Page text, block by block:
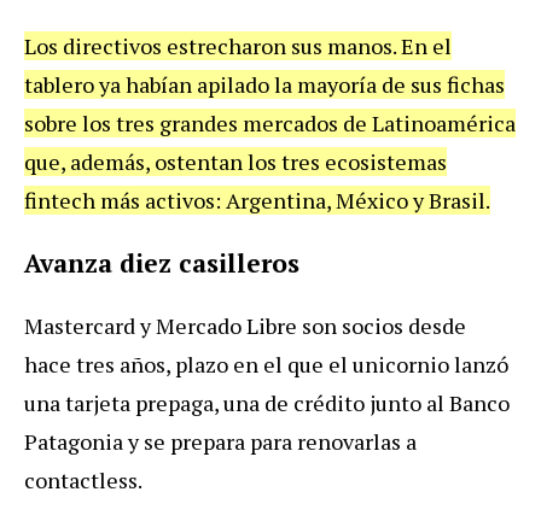
Los directivos estrecharon sus manos.En el
tableroyahabían apiladola mayoría de sus fichas
sobre los tres grandes mercados de Latinoamérica
que, además, ostentanlos tres ecosistemas
fintech más activos: Argentina,MéxicoyBrasil.
Avanza diez casilleros
MastercardyMercadoLibre son socios desde
hace tres años, plazo en el que el unicorniolanzó
unatarjeta prepaga,una de crédito junto al Banco
Patagoniay se prepara para renovarlas a
contactless.